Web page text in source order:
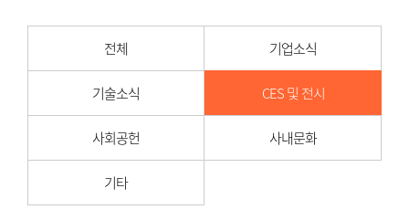
전체 기업소식
기술소식 CES 및 전시
사회공헌 사내문화
기타